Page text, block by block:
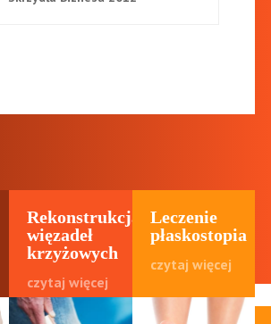
Rekonstrukcja
więzadeł
krzyżowych
czytaj więcej
Leczenie
płaskostopia
czytaj więcej